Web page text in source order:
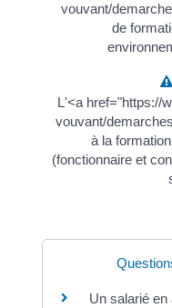
vouvant/
de
L'<a href="https://
vouvant/
à la
(fonctionnaire et
Un salarié